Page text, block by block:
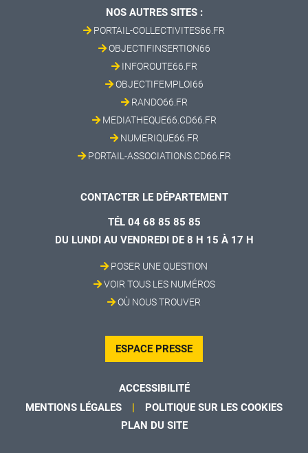
NOS AUTRES SITES :
PORTAIL-COLLECTIVITES66.FR
OBJECTIFINSERTION66
INFOROUTE66.FR
OBJECTIFEMPLOI66
RANDO66.FR
MEDIATHEQUE66.CD66.FR
NUMERIQUE66.FR
PORTAIL-ASSOCIATIONS.CD66.FR
CONTACTER LE DÉPARTEMENT
TÉL 04 68 85 85 85
DU LUNDI AU VENDREDI DE 8 H 15 À 17 H
POSER UNE QUESTION
VOIR TOUS LES NUMÉROS
OÙ NOUS TROUVER
ESPACE PRESSE
ACCESSIBILITÉ
MENTIONS LÉGALES
POLITIQUE SUR LES COOKIES
PLAN DU SITE